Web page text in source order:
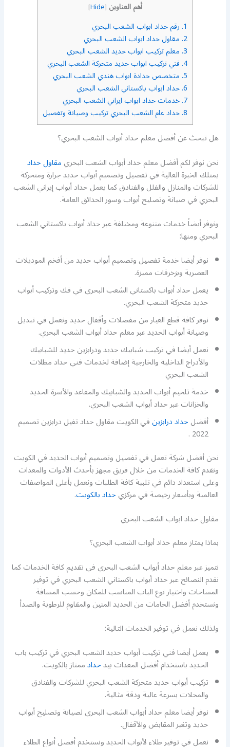
أهم العناوين [
Hide
]
1. رقم حداد ابواب الشعب البحري
2. مقاول حداد ابواب الشعب البحري
3. معلم تركيب ابواب حديد الشعب البحري
4. فني تركيب ابواب حديد متحركة الشعب البحري
5. متخصص حدادة ابواب هندي الشعب البحري
6. حداد ابواب باكستاني الشعب البحري
7. خدمات حداد ابواب ايراني الشعب البحري
8. حداد عام الشعب البحري تركيب وصيانة وتفصيل
هل تبحث عن أفضل معلم حداد أبواب الشعب البحري؟
نحن نوفر لكم أفضل معلم حداد أبواب الشعب البحريمقاول حداد
يمتلك الخبرة العالية في تفصيل وتصميم أبواب حديد جرارة ومتحركة
للشركات والمنازل والفلل والفنادق كما يعمل حداد أبواب إيراني الشعب
البحري في صيانة وتصليح أبواب وسور الحدائق العامة.
ونوفر أيضاً خدمات متنوعة ومختلفة عبر حداد أبواب باكستاني الشعب
البحري ومنها:
نوفر أيضا خدمة تفصيل وتصميم أبواب حديد من أفخم الموديلات
العصرية وبزخرفات مميزة.
يعمل حداد أبواب باكستاني الشعب البحري في فك وتركيب أبواب
حديد متحركة الشعب البحري.
نوفر كافة قطع الغيار من مفصلات وأقفال حديد ونعمل في تبديل
وصيانة أبواب الحديد عبر معلم حداد أبواب الشعب البحري.
نعمل أيضا في تركيب شبابيك حديد ودرابزين حديد للشبابيك
والأدراج الداخلية والخارجية إضافة لخدمات فني حداد مظلات
الشعب البحري
خدمة تلحيم أبواب الحديد والشبابيك والمقاعد والأسرة الحديد
والخزانات عبر حداد أبواب الشعب البحري.
أفضلحداد درابزينفي الكويت مقاول حداد تفيل درابزين تصميم
2022 .
نحن أفضل شركة تعمل في تفصيل وتصميم أبواب الحديد في الكويت
ونقدم كافة الخدمات من خلال فريق مجهز بأحدث الأدوات والمعدات
وعلى استعداد دائم في تلبية كافة الطلبات ونعمل بأعلى المواصفات
العالمية وبأسعار رخيصة في مركزيحداد بالكويت.
مقاول حداد ابواب الشعب البحري
بماذا يمتاز معلم حداد أبواب الشعب البحري؟
نتميز عبر معلم حداد أبواب الشعب البحري في تقديم كافة الخدمات كما
نقدم النصائح عبر حداد أبواب باكستاني الشعب البحري في توفير
المساحات واختيار نوع الباب المناسب للمكان وحسب المسافة
ونستخدم أفضل الخامات من الحديد المتين والمقاوم للرطوبة والصدأ
ولذلك نعمل في توفير الخدمات التالية:
يعمل أيضا فني تركيب أبواب حديد الشعب البحري في تركيب باب
الحديد باستخدام أفضل المعدات بيدحدادممتاز بالكويت.
تركيب أبواب حديد متحركة الشعب البحري للشركات والفنادق
والمحلات بسرعة عالية ودقة مثالية.
نوفر أيضا معلم حداد أبواب الشعب البحري لصيانة وتصليح أبواب
حديد وتغير المقابض والأقفال.
نعمل في توفير طلاء لأبواب الحديد ونستخدم أفضل أنواع الطلاء